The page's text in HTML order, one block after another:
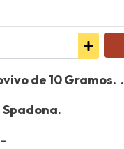
de 10 Gramos. .